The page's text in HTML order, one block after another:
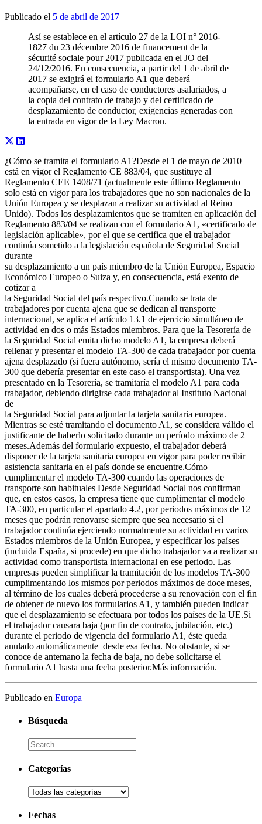
Publicado el 5 de abril de 2017
Así se establece en el artículo 27 de la LOI n° 2016-
1827 du 23 décembre 2016 de financement de la
sécurité sociale pour 2017 publicada en el JO del
24/12/2016. En consecuencia, a partir del 1 de abril de
2017 se exigirá el formulario A1 que deberá
acompañarse, en el caso de conductores asalariados, a
la copia del contrato de trabajo y del certificado de
desplazamiento de conductor, exigencias generadas con
la entrada en vigor de la Ley Macron.
¿Cómo se tramita el formulario A1?Desde el 1 de mayo de 2010
está en vigor el Reglamento CE 883/04, que sustituye al
Reglamento CEE 1408/71 (actualmente este último Reglamento
solo está en vigor para los trabajadores que no son nacionales de la
Unión Europea y se desplazan a realizar su actividad al Reino
Unido). Todos los desplazamientos que se tramiten en aplicación del
Reglamento 883/04 se realizan con el formulario A1, «certificado de
legislación aplicable», por el que se certifica que el trabajador
continúa sometido a la legislación española de Seguridad Social
durante
su desplazamiento a un país miembro de la Unión Europea, Espacio
Económico Europeo o Suiza y, en consecuencia, está exento de
cotizar a
la Seguridad Social del país respectivo.Cuando se trata de
trabajadores por cuenta ajena que se dedican al transporte
internacional, se aplica el artículo 13.1 de ejercicio simultáneo de
actividad en dos o más Estados miembros. Para que la Tesorería de
la Seguridad Social emita dicho modelo A1, la empresa deberá
rellenar y presentar el modelo TA-300 de cada trabajador por cuenta
ajena desplazado (si fuera autónomo, sería el mismo documento TA-
300 que debería presentar en este caso el transportista). Una vez
presentado en la Tesorería, se tramitaría el modelo A1 para cada
trabajador, debiendo dirigirse cada trabajador al Instituto Nacional
de
la Seguridad Social para adjuntar la tarjeta sanitaria europea.
Mientras se esté tramitando el documento A1, se considera válido el
justificante de haberlo solicitado durante un período máximo de 2
meses.Además del formulario expuesto, el trabajador deberá
disponer de la tarjeta sanitaria europea en vigor para poder recibir
asistencia sanitaria en el país donde se encuentre.Cómo
cumplimentar el modelo TA-300 cuando las operaciones de
transporte son habituales Desde Seguridad Social nos confirman
que, en estos casos, la empresa tiene que cumplimentar el modelo
TA-300, en particular el apartado 4.2, por periodos máximos de 12
meses que podrán renovarse siempre que sea necesario si el
trabajador continúa ejerciendo normalmente su actividad en varios
Estados miembros de la Unión Europea, y especificar los países
(incluida España, si procede) en que dicho trabajador va a realizar su
actividad como transportista internacional en ese periodo. Las
empresas pueden simplificar la tramitación de los modelos TA-300
cumplimentando los mismos por periodos máximos de doce meses,
al término de los cuales deberá procederse a su renovación con el fin
de obtener de nuevo los formularios A1, y también pueden indicar
que el desplazamiento se efectuara por todos los países de la UE.Si
el trabajador causara baja (por fin de contrato, jubilación, etc.)
durante el periodo de vigencia del formulario A1, éste queda
anulado automáticamente desde esa fecha. No obstante, si se
conoce de antemano la fecha de baja, no debe solicitarse el
formulario A1 hasta una fecha posterior.Más información.
Publicado en Europa
Búsqueda
Categorías
Fechas